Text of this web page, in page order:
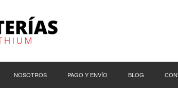
NOSOTROS PAGO Y ENVÍO BLOG